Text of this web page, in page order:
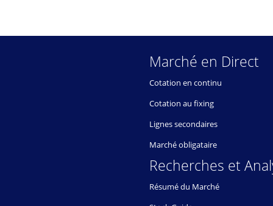
Marché en Direct
Cotation en continu
Cotation au fixing
Lignes secondaires
Marché obligataire
Recherches et
Résumé du Marché